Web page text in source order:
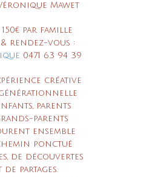
Mawet
150€ par famille
rendez-vous :
0471 63 94 39
créative
parents
parents
ensemble
ponctué
de découvertes
de partages.